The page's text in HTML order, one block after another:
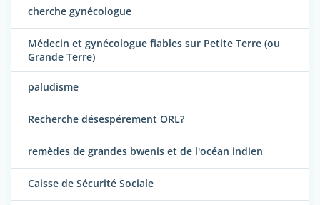
cherche gynécologue
Médecin et gynécologue fiables sur Petite Terre (ou
Grande Terre)
paludisme
Recherche désespérement ORL?
remèdes de grandes bwenis et de l'océan indien
Caisse de Sécurité Sociale